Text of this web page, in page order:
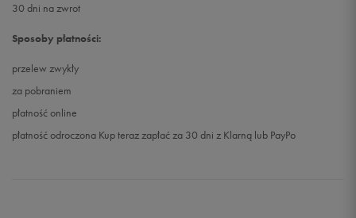
30 dni na zwrot
Sposoby płatności:
przelew zwykły
za pobraniem
płatność online
płatność odroczona Kup teraz zapłać za 30 dni z Klarną lub PayPo